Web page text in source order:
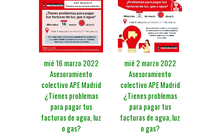
mié 16 marzo 2022
Asesoramiento
colectivo APE Madrid
¿Tienes problemas
para pagar tus
facturas de agua, luz
o gas?
mié 2 marzo 2022
Asesoramiento
colectivo APE Madrid
¿Tienes problemas
para pagar tus
facturas de agua, luz
o gas?